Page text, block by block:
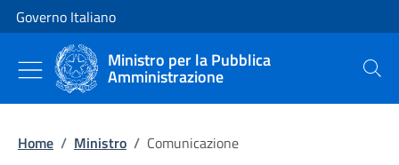
Vai al contenuto
Vai alla navigazione del sito
Governo Italiano
Ministro per la Pubblica
Amministrazione Cerca
Home / Ministro / Comunicazione